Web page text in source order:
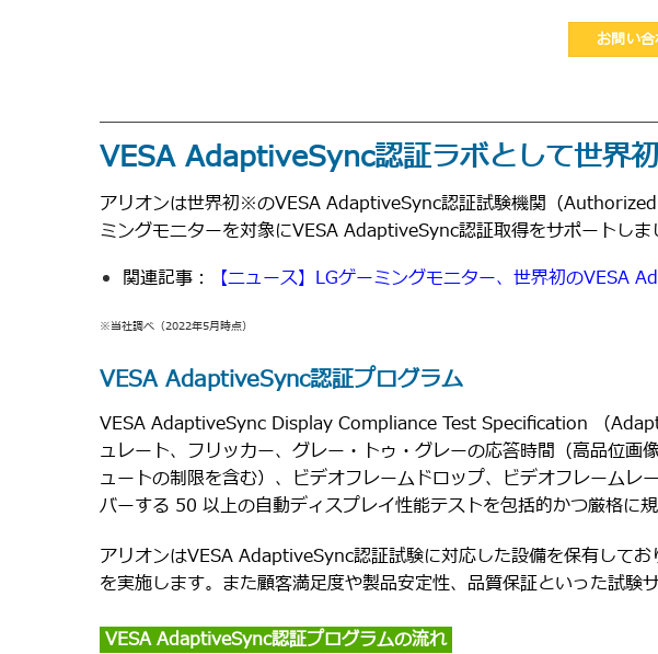
お問い
VESA AdaptiveSync認証ラボとして世界
アリオンは世界初※のVESA AdaptiveSync認証試験機関（
ミングモニターを対象にVESA AdaptiveSync認証取得をサポートしま
関連記事：
【ニュース】LGゲーミングモニター、世界初のVESA
※当社調べ（2022年5月時点）
VESA AdaptiveSync認証プログラム
VESA AdaptiveSync Display Compliance Test Specification （
ュレート、フリッカー、グレー・トゥ・グレーの応答時間（高品位画
ュートの制限を含む）、ビデオフレームドロップ、ビデオフレームレ
バーする 50 以上の自動ディスプレイ性能テストを包括的かつ厳格に規
アリオンはVESA AdaptiveSync認証試験に対応した設備を保有して
を実施します。また顧客満足度や製品安定性、品質保証といった試験
VESA AdaptiveSync認証プログラムの流れ